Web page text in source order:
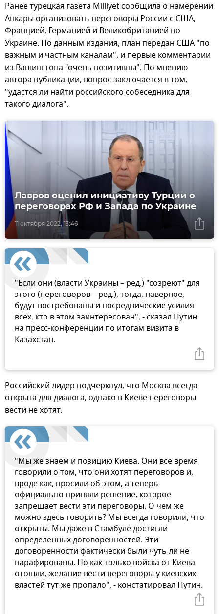
Ранее турецкая газета Milliyet сообщила о намерении
Анкары организовать переговоры России с США,
Францией, Германией и Великобританией по
Украине. По данным издания, план передан США "по
важным и частным каналам", и первые комментарии
из Вашингтона "очень позитивны". По мнению
автора публикации, вопрос заключается в том,
"удастся ли найти российского собеседника для
такого диалога".
11 октября 2022, 13:46
Лавров оценил инициативу Турции о
переговорах РФ и Запада по Украине
"Если они (власти Украины – ред.) "созреют" для
этого (переговоров – ред.), тогда, наверное,
будут востребованы и посреднические усилия
всех, кто в этом заинтересован", - сказал Путин
на пресс-конференции по итогам визита в
Казахстан.
Российский лидер подчеркнул, что Москва всегда
открыта для диалога, однако в Киеве переговоры
вести не хотят.
"Мы же знаем и позицию Киева. Они все время
говорили о том, что они хотят переговоров и,
вроде как, просили об этом, а теперь
официально приняли решение, которое
запрещает вести эти переговоры. О чем же
можно здесь говорить? Мы всегда говорили, что
открыты. Мы даже в Стамбуле достигли
определенных договоренностей. Эти
договоренности фактически были чуть ли не
парафированы. Но как только войска от Киева
отошли, желание вести переговоры у киевских
властей тут же пропало", - констатировал Путин.